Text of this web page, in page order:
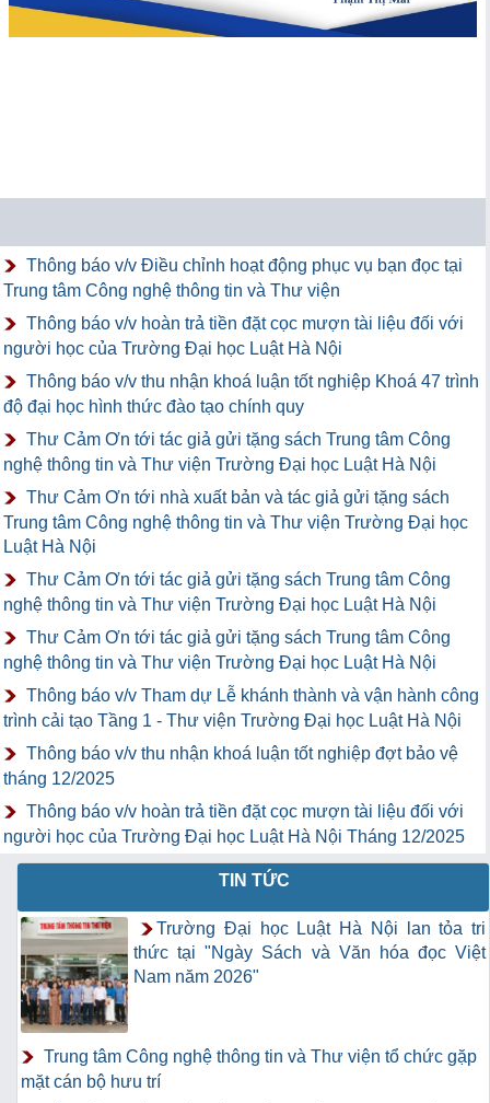
Thông báo v/v Điều chỉnh hoạt động phục vụ bạn đọc tại
Trung tâm Công nghệ thông tin và Thư viện
Thông báo v/v hoàn trả tiền đặt cọc mượn tài liệu đối với
người học của Trường Đại học Luật Hà Nội
Thông báo v/v thu nhận khoá luận tốt nghiệp Khoá 47 trình
độ đại học hình thức đào tạo chính quy
Thư Cảm Ơn tới tác giả gửi tặng sách Trung tâm Công
nghệ thông tin và Thư viện Trường Đại học Luật Hà Nội
Thư Cảm Ơn tới nhà xuất bản và tác giả gửi tặng sách
Trung tâm Công nghệ thông tin và Thư viện Trường Đại học
Luật Hà Nội
Thư Cảm Ơn tới tác giả gửi tặng sách Trung tâm Công
nghệ thông tin và Thư viện Trường Đại học Luật Hà Nội
Thư Cảm Ơn tới tác giả gửi tặng sách Trung tâm Công
nghệ thông tin và Thư viện Trường Đại học Luật Hà Nội
Thông báo v/v Tham dự Lễ khánh thành và vận hành công
trình cải tạo Tầng 1 - Thư viện Trường Đại học Luật Hà Nội
Thông báo v/v thu nhận khoá luận tốt nghiệp đợt bảo vệ
tháng 12/2025
Thông báo v/v hoàn trả tiền đặt cọc mượn tài liệu đối với
người học của Trường Đại học Luật Hà Nội Tháng 12/2025
TIN TỨC
Trường Đại học Luật Hà Nội lan tỏa tri
thức tại "Ngày Sách và Văn hóa đọc Việt
Nam năm 2026"
Trung tâm Công nghệ thông tin và Thư viện tổ chức gặp
mặt cán bộ hưu trí